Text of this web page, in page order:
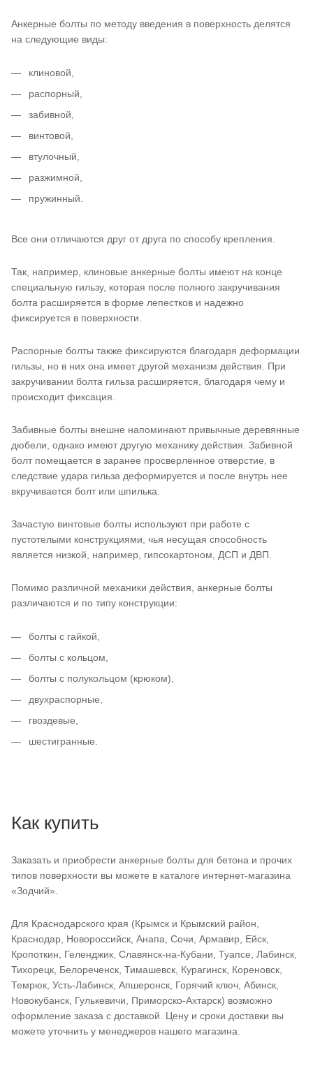
Анкерные болты по методу введения в поверхность делятся
на следующие виды:
клиновой,
распорный,
забивной,
винтовой,
втулочный,
разжимной,
пружинный.
Все они отличаются друг от друга по способу крепления.
Так, например, клиновые анкерные болты имеют на конце
специальную гильзу, которая после полного закручивания
болта расширяется в форме лепестков и надежно
фиксируется в поверхности.
Распорные болты также фиксируются благодаря деформации
гильзы, но в них она имеет другой механизм действия. При
закручивании болта гильза расширяется, благодаря чему и
происходит фиксация.
Забивные болты внешне напоминают привычные деревянные
дюбели, однако имеют другую механику действия. Забивной
болт помещается в заранее просверленное отверстие, в
следствие удара гильза деформируется и после внутрь нее
вкручивается болт или шпилька.
Зачастую винтовые болты используют при работе с
пустотелыми конструкциями, чья несущая способность
является низкой, например, гипсокартоном, ДСП и ДВП.
Помимо различной механики действия, анкерные болты
различаются и по типу конструкции:
болты с гайкой,
болты с кольцом,
болты с полукольцом (крюком),
двухраспорные,
гвоздевые,
шестигранные.
Как купить
Заказать и приобрести анкерные болты для бетона и прочих
типов поверхности вы можете в каталоге интернет-магазина
«Зодчий».
Для Краснодарского края (Крымск и Крымский район,
Краснодар, Новороссийск, Анапа, Сочи, Армавир, Ейск,
Кропоткин, Геленджик, Славянск-на-Кубани, Туапсе, Лабинск,
Тихорецк, Белореченск, Тимашевск, Курагинск, Кореновск,
Темрюк, Усть-Лабинск, Апшеронск, Горячий ключ, Абинск,
Новокубанск, Гулькевичи, Приморско-Ахтарск) возможно
оформление заказа с доставкой. Цену и сроки доставки вы
можете уточнить у менеджеров нашего магазина.